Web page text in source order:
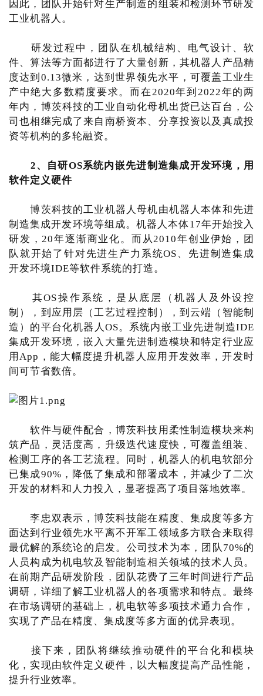
因此，团队开始针对生产制造的组装和检测环节研发
工业机器人。
研发过程中，团队在机械结构、电气设计、软
件、算法等方面都进行了大量创新，其机器人产品精
度达到0.13微米，达到世界领先水平，可覆盖工业生
产中绝大多数精度要求。而在2020年到2022年的两
年内，博茨科技的工业自动化母机出货已达百台，公
司也相继完成了来自南桥资本、分享投资以及真成投
资等机构的多轮融资。
2、自研OS系统内嵌先进制造集成开发环境，用
软件定义硬件
博茨科技的工业机器人母机由机器人本体和先进
制造集成开发环境等组成。机器人本体17年开始投入
研发，20年逐渐商业化。而从2010年创业伊始，团
队就开始了针对先进生产力系统OS、先进制造集成
开发环境IDE等软件系统的打造。
其OS操作系统，是从底层（机器人及外设控
制），到应用层（工艺过程控制），到云端（智能制
造）的平台化机器人OS。系统内嵌工业先进制造IDE
集成开发环境，嵌入大量先进制造模块和特定行业应
用App，能大幅度提升机器人应用开发效率，开发时
间可节省数倍。
软件与硬件配合，博茨科技用柔性制造模块来构
筑产品，灵活度高，升级迭代速度快，可覆盖组装、
检测工序的各工艺流程。同时，机器人的机电软部分
已集成90%，降低了集成和部署成本，并减少了二次
开发的材料和人力投入，显著提高了项目落地效率。
李忠双表示，博茨科技能在精度、集成度等多方
面达到行业领先水平离不开军工领域多方联合来取得
最优解的系统论的启发。公司技术为本，团队70%的
人员构成为机电软及智能制造相关领域的技术人员。
在前期产品研发阶段，团队花费了三年时间进行产品
调研，详细了解工业机器人的各项需求和特点。最终
在市场调研的基础上，机电软等多项技术通力合作，
实现了产品在精度、集成度等多方面的优异表现。
接下来，团队将继续推动硬件的平台化和模块
化，实现由软件定义硬件，以大幅度提高产品性能，
提升行业效率。